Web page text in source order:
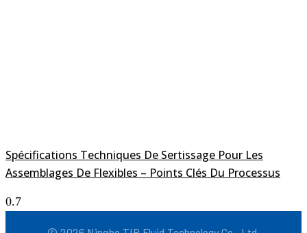
Spécifications Techniques De Sertissage Pour Les
Assemblages De Flexibles – Points Clés Du Processus